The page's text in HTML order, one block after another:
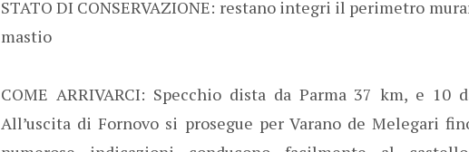
STATO DI CONSERVAZIONE: restano integri il perimetro
mastio
COME ARRIVARCI: Specchio dista da Parma 37 km, e 10
All’uscita di Fornovo si prosegue per Varano de Melegari